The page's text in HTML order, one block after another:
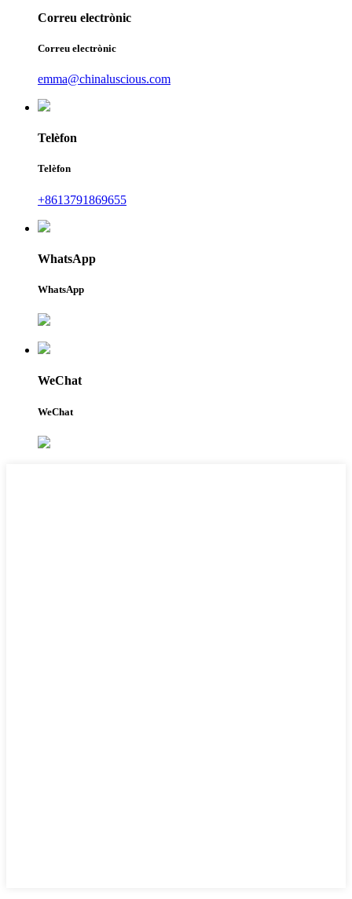
Correu electrònic
Correu electrònic
emma@chinaluscious.com
Telèfon
Telèfon
+8613791869655
WhatsApp
WhatsApp
WeChat
WeChat